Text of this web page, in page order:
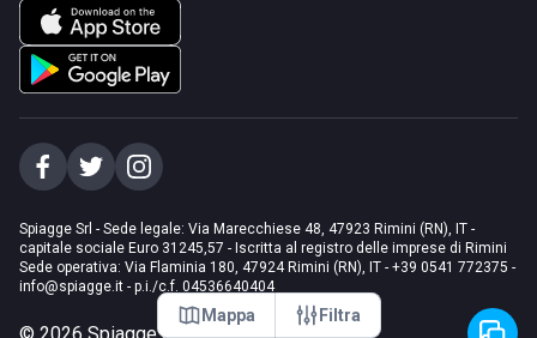
Mappa Filtra
Spiagge Srl - Sede legale: Via Marecchiese 48, 47923 Rimini (RN), IT -
capitale sociale Euro 31245,57 - Iscritta al registro delle imprese di Rimini
Sede operativa: Via Flaminia 180, 47924 Rimini (RN), IT - +39 0541 772375 -
info@spiagge.it - p.i./c.f. 04536640404